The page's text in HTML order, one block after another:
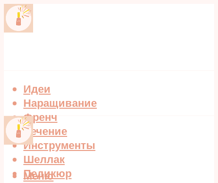
Идеи
Наращивание
Френч
Лечение
Инструменты
Шеллак
Педикюр
Меню